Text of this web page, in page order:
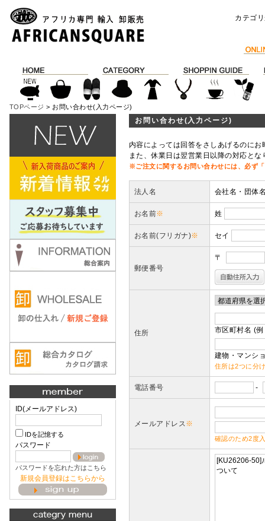
カテゴ
TOPページ > お問い合わせ(入力ページ)
ID(メールアドレス)
IDを記憶する
パスワード
パスワードを忘れた方はこちら
新規会員登録はこちらから
お問い合わせ(入力ページ)
内容によっては回答をさしあげるのに
また、休業日は翌営業日以降の対応と
※ご注文に関するお問い合わせには、必ず
法人名 会社名・団体
お名前※ 姓
お名前(フリガナ)※ セイ
郵便番号
〒
住所 市区町村名 (
建物・マンシ
住所は2つに分
電話番号 -
メールアドレス※
確認のため2度